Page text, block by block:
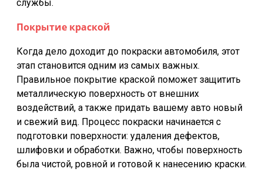
службы.
Покрытие краской
Когда дело доходит до покраски автомобиля, этот
этап становится одним из самых важных.
Правильное покрытие краской поможет защитить
металлическую поверхность от внешних
воздействий, а также придать вашему авто новый
и свежий вид. Процесс покраски начинается с
подготовки поверхности: удаления дефектов,
шлифовки и обработки. Важно, чтобы поверхность
была чистой, ровной и готовой к нанесению краски.